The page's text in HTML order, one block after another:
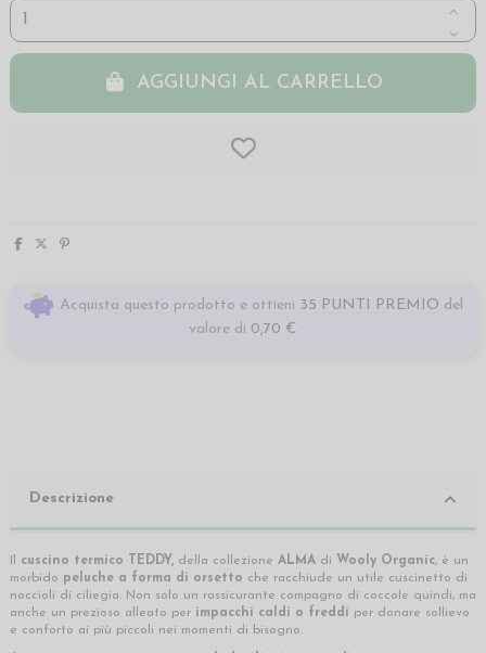
AGGIUNGI AL CARRELLO
Acquista questo prodotto e ottieni 35 PUNTI PREMIO del
valore di 0,70 €
Descrizione
Il cuscino termico TEDDY, della collezione ALMA di Wooly Organic, è un
morbido peluche a forma di orsetto che racchiude un utile cuscinetto di
noccioli di ciliegia. Non solo un rassicurante compagno di coccole quindi, ma
anche un prezioso alleato per impacchi caldi o freddi per donare sollievo
e conforto ai più piccoli nei momenti di bisogno.